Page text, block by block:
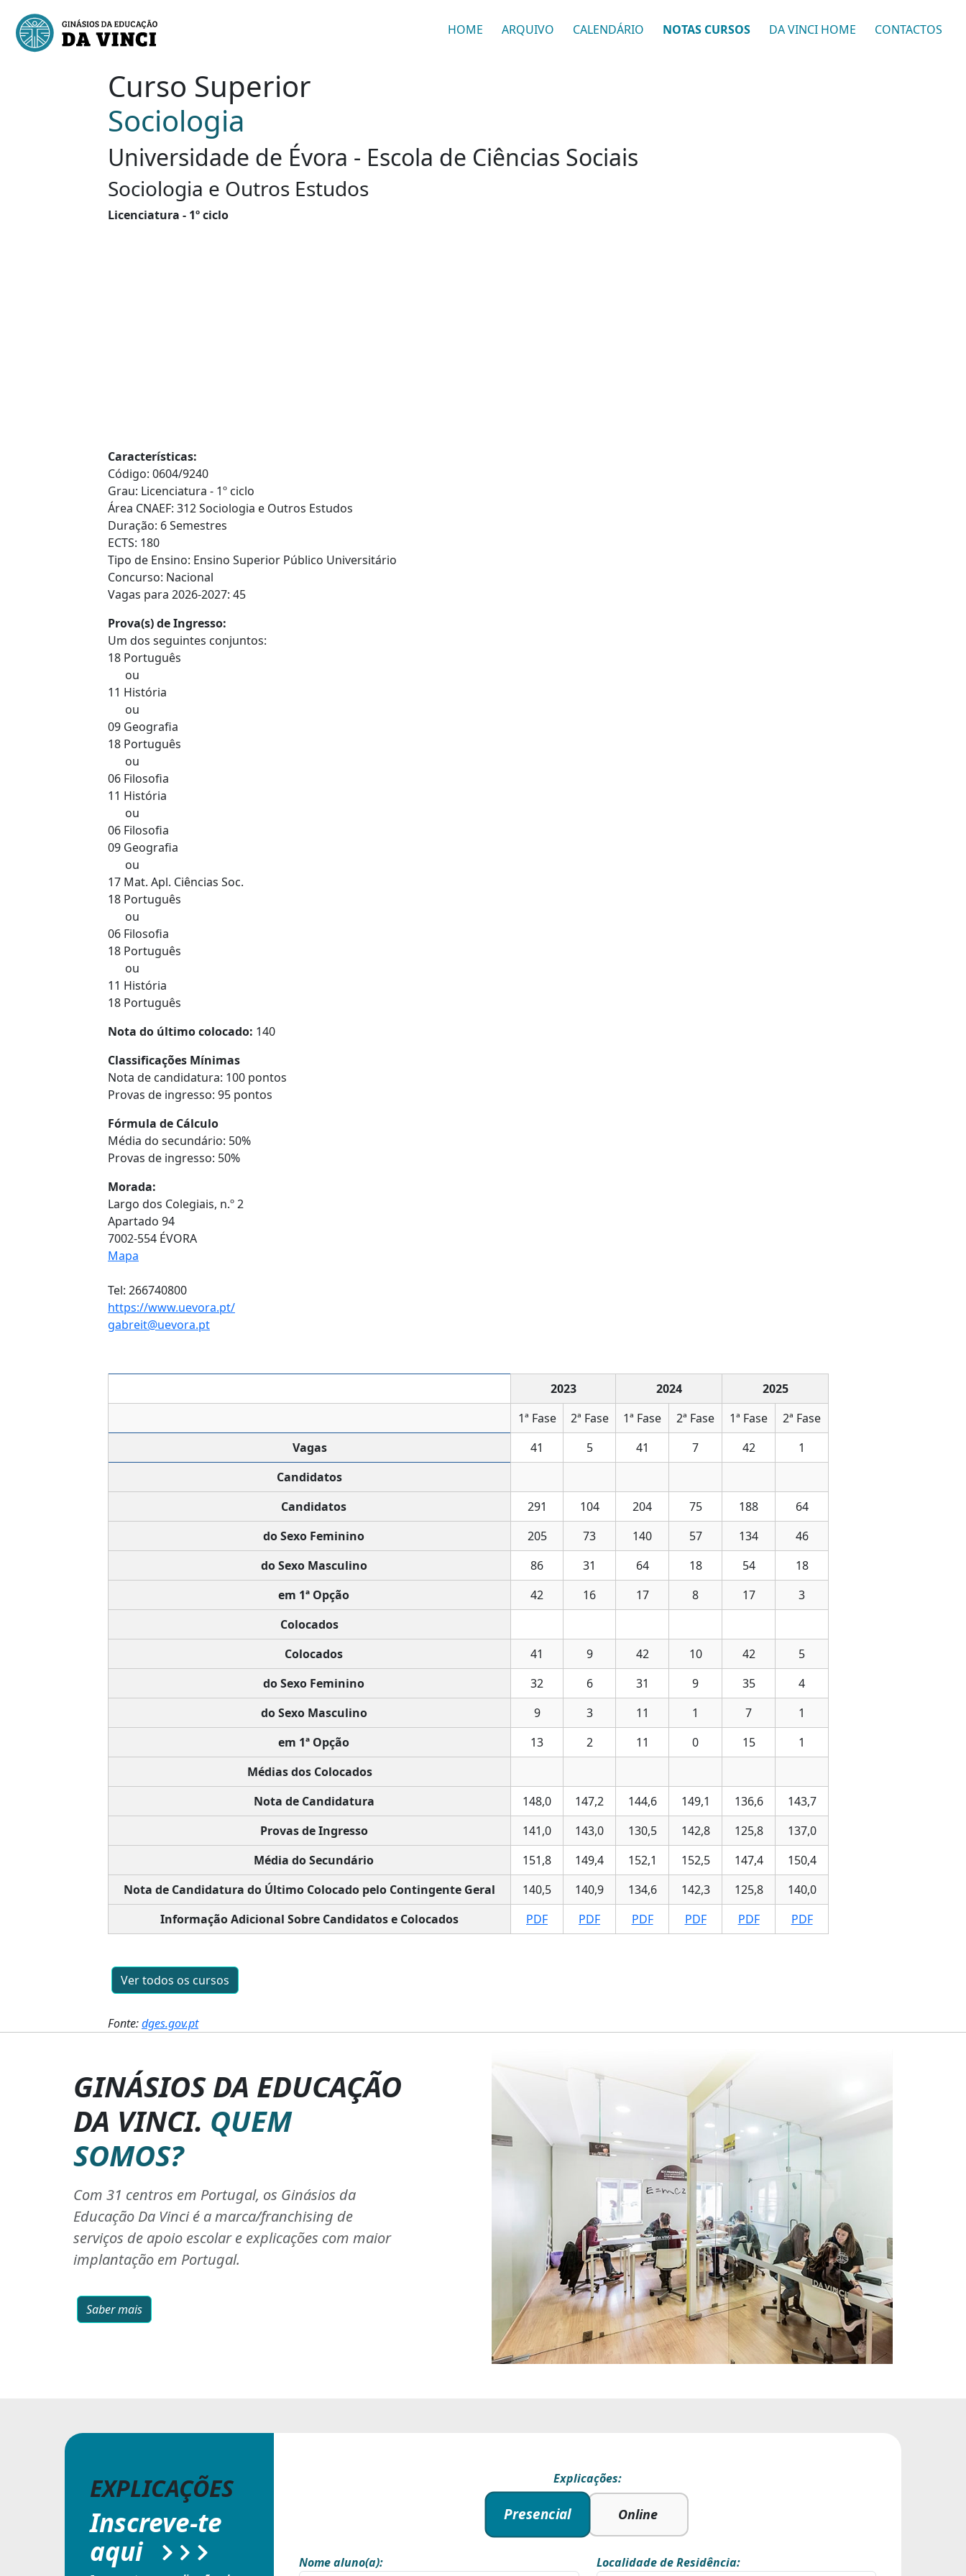
HOME ARQUIVO CALENDÁRIO NOTAS CURSOS DA VINCI HOME CONTACTOS
Curso Superior
Sociologia
Universidade de Évora - Escola de Ciências Sociais
Sociologia e Outros Estudos
Licenciatura - 1º ciclo
Características:
Código: 0604/9240
Grau: Licenciatura - 1º ciclo
Área CNAEF: 312 Sociologia e Outros Estudos
Duração: 6 Semestres
ECTS: 180
Tipo de Ensino: Ensino Superior Público Universitário
Concurso: Nacional
Vagas para 2026-2027: 45
Prova(s) de Ingresso:
Um dos seguintes conjuntos:
18 Português
ou
11 História
ou
09 Geografia
18 Português
ou
06 Filosofia
11 História
ou
06 Filosofia
09 Geografia
ou
17 Mat. Apl. Ciências Soc.
18 Português
ou
06 Filosofia
18 Português
ou
11 História
18 Português
Nota do último colocado: 140
Classificações Mínimas
Nota de candidatura: 100 pontos
Provas de ingresso: 95 pontos
Fórmula de Cálculo
Média do secundário: 50%
Provas de ingresso: 50%
Morada:
Largo dos Colegiais, n.º 2
Apartado 94
7002-554 ÉVORA
Mapa
Tel: 266740800
https://www.uevora.pt/
gabreit@uevora.pt
2023 2024
2025
1ª Fase
2ª Fase 1ª Fase 2ª Fase 1ª Fase
2ª Fase
Vagas
41 5 41 7 42
1
Candidatos
Candidatos
291 104 204 75 188
64
do Sexo Feminino
205 73 140 57 134
46
do Sexo Masculino
86 31 64 18 54
18
em 1ª Opção
42 16 17 8 17
3
Colocados
Colocados
41 9 42 10 42
5
do Sexo Feminino
32 6 31 9 35
4
do Sexo Masculino
9 3 11 1 7
1
em 1ª Opção
13 2 11 0 15
1
Médias dos Colocados
Nota de Candidatura
148,0 147,2 144,6 149,1 136,6
143,7
Provas de Ingresso
141,0 143,0 130,5 142,8 125,8
137,0
Média do Secundário
151,8 149,4 152,1 152,5 147,4
150,4
Nota de Candidatura do Último Colocado pelo Contingente Geral
140,5 140,9 134,6 142,3 125,8
140,0
Informação Adicional Sobre Candidatos e Colocados
PDF PDF PDF PDF PDF PDF
Ver todos os cursos
Fonte:dges.gov.pt
GINÁSIOS DA EDUCAÇÃO
DA VINCI. QUEM
SOMOS?
Com 31 centros em Portugal, os Ginásios da
Educação Da Vinci é a marca/franchising de
serviços de apoio escolar e explicações com maior
implantação em Portugal.
Saber mais
EXPLICAÇÕES
Inscreve-te
aqui
Explicações:
Presencial Online
Nome aluno(a): Localidade de Residência: